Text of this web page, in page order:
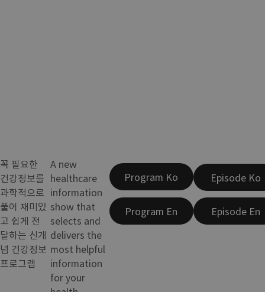
꼭 필요한
건강정보를
과학적으로
풀어 재미있
고 쉽게 전
달하는 신개
념 건강정보
프로그램
A new
healthcare
information
show that
selects and
delivers the
most helpful
information
for your
Program Ko
Program En
Episode Ko
Episode En